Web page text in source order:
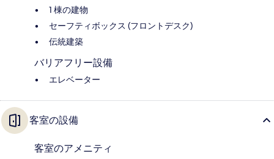
1 棟の建物
セーフティボックス (フロントデスク)
伝統建築
バリアフリー設備
エレベーター
客室の設備
客室のアメニティ